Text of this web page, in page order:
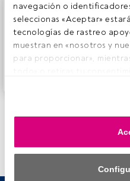
navegación o
seleccionas «Aceptar»
tecnologías de rastreo
muestran en «nosotros y
para proporcionar»,
anuncios que ves podrían
momento haciendo clic en
privacidad» que aparece
la izquierda de la página
Este es un artículo
de FundsPeople. Si ya
botón Login. Si aún no
registrarte y disfrutar de
FundsPeople.